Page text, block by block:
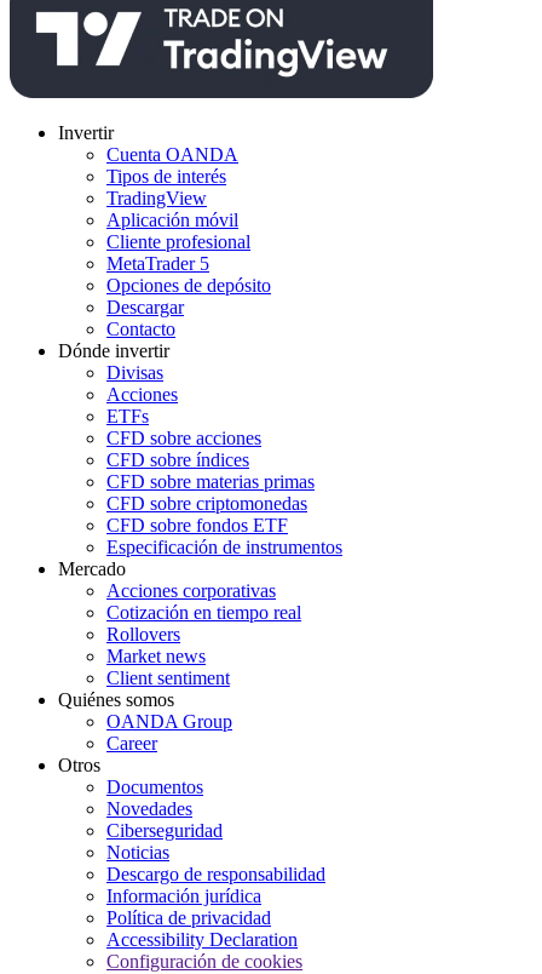
Invertir
Cuenta OANDA
Tipos de interés
TradingView
Aplicación móvil
Cliente profesional
MetaTrader 5
Opciones de depósito
Descargar
Contacto
Dónde invertir
Divisas
Acciones
ETFs
CFD sobre acciones
CFD sobre índices
CFD sobre materias primas
CFD sobre criptomonedas
CFD sobre fondos ETF
Especificación de instrumentos
Mercado
Acciones corporativas
Cotización en tiempo real
Rollovers
Market news
Client sentiment
Quiénes somos
OANDA Group
Career
Otros
Documentos
Novedades
Ciberseguridad
Noticias
Descargo de responsabilidad
Información jurídica
Política de privacidad
Accessibility Declaration
Configuración de cookies